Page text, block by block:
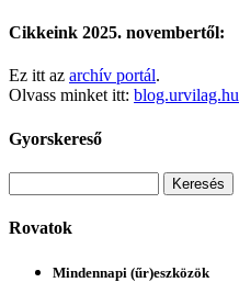
Cikkeink 2025. novembertől:
Ez itt az archív portál.
Olvass minket itt: blog.urvilag.hu
Gyorskereső
Rovatok
Mindennapi (űr)eszközök